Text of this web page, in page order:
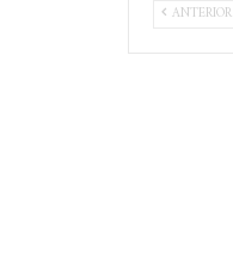
ANTERIOR